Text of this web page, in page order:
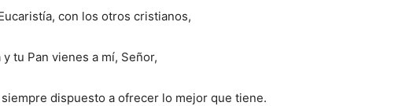
con los otros cristianos,
tu Pan vienes a mí, Señor,
dispuesto a ofrecer lo mejor que tiene.